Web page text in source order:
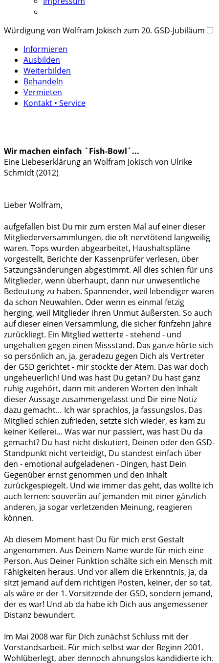
Würdigung von Wolfram Jokisch zum 20. GSD-Jubiläum
Informieren
Ausbilden
Weiterbilden
Behandeln
Vermieten
Kontakt • Service
Wir machen einfach `Fish-Bowl´...
Eine Liebeserklärung an Wolfram Jokisch von Ulrike
Schmidt (2012)
Lieber Wolfram,
aufgefallen bist Du mir zum ersten Mal auf einer dieser
Mitgliederversammlungen, die oft nervtötend langweilig
waren. Tops wurden abgearbeitet, Haushaltspläne
vorgestellt, Berichte der Kassenprüfer verlesen, über
Satzungsänderungen abgestimmt. All dies schien für uns
Mitglieder, wenn überhaupt, dann nur unwesentliche
Bedeutung zu haben. Spannender, weil lebendiger waren
da schon Neuwahlen. Oder wenn es einmal fetzig
herging, weil Mitglieder ihren Unmut äußersten. So auch
auf dieser einen Versammlung, die sicher fünfzehn Jahre
zurückliegt. Ein Mitglied wetterte - stehend - und
ungehalten gegen einen Missstand. Das ganze hörte sich
so persönlich an, ja, geradezu gegen Dich als Vertreter
der GSD gerichtet - mir stockte der Atem. Das war doch
ungeheuerlich! Und was hast Du getan? Du hast ganz
ruhig zugehört, dann mit anderen Worten den Inhalt
dieser Aussage zusammengefasst und Dir eine Notiz
dazu gemacht… Ich war sprachlos, ja fassungslos. Das
Mitglied schien zufrieden, setzte sich wieder, es kam zu
keiner Keilerei… Was war nur passiert, was hast Du da
gemacht? Du hast nicht diskutiert, Deinen oder den GSD-
Standpunkt nicht verteidigt, Du standest einfach über
den - emotional aufgeladenen - Dingen, hast Dein
Gegenüber ernst genommen und den Inhalt
zurückgespiegelt. Und wie immer das geht, das wollte ich
auch lernen: souverän auf jemanden mit einer gänzlich
anderen, ja sogar verletzenden Meinung, reagieren
können.
Ab diesem Moment hast Du für mich erst Gestalt
angenommen. Aus Deinem Name wurde für mich eine
Person. Aus Deiner Funktion schälte sich ein Mensch mit
Fähigkeiten heraus. Und vor allem die Erkenntnis, ja, da
sitzt jemand auf dem richtigen Posten, keiner, der so tat,
als wäre er der 1. Vorsitzende der GSD, sondern jemand,
der es war! Und ab da habe ich Dich aus angemessener
Distanz bewundert.
Im Mai 2008 war für Dich zunächst Schluss mit der
Vorstandsarbeit. Für mich selbst war der Beginn 2001.
Wohlüberlegt, aber dennoch ahnungslos kandidierte ich.